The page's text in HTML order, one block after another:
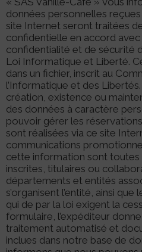
données personnelles
site Internet seront traitées
confidentielle en accord
confidentialité et de sécurité
Loi Informatique et Liberté.
dans un fichier, inscrit au
l’Informatique et des
création, existence ou
des données à caractère
pouvoir gérer les
sont réalisées via ce site
communications
cette information sont toutes
inscrites, titulaires ou
départements et entités
s’organisent l’entité, ainsi
qui de par la loi exigent la
formulaire, l’expéditeur
traitement automatisé et
inclues dans notre base de